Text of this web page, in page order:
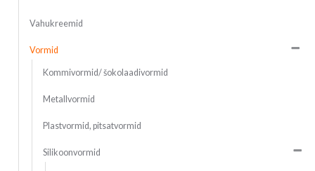
Vahukreemid
Vormid
Kommivormid/ šokolaadivormid
Metallvormid
Plastvormid, pitsatvormid
Silikoonvormid